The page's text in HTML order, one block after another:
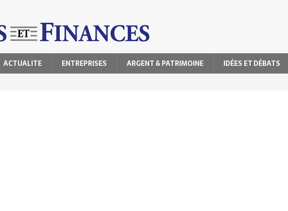
ACTUALITE ENTREPRISES ARGENT & PATRIMOINE IDÉES ET DÉBATS